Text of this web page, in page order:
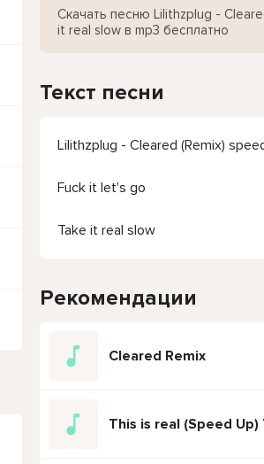
Скачать песню Lilithzplug -
it real slow в mp3 бесплатно
Текст песни
Lilithzplug - Cleared (Remix)
Fuck it let's go
Take it real slow
Рекомендации
Cleared Remix